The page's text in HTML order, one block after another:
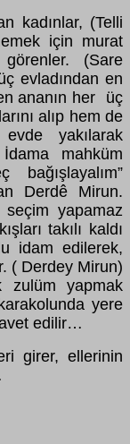
kadınlar, (Telli
için murat
(Sare
evladından en
ananın her üç
alıp hem de
yakılarak
mahküm
Derdê Mirun.
yapamaz
takılı kaldı
idam edilerek,
( Derdey Mirun)
yapmak
yere
edilir…
girer, ellerinin